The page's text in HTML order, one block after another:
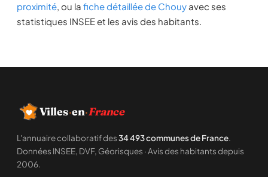
proximité, ou la fiche détaillée de Chouy avec ses
statistiques INSEE et les avis des habitants.
Villes·en·France
L'annuaire collaboratif des34 493 communes de France.
Données INSEE, DVF, Géorisques · Avis des habitants depuis
2006.